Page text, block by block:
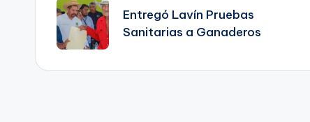
de
entradas
Entregó Lavín Pruebas
Sanitarias a Ganaderos